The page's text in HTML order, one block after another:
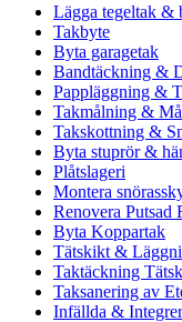
Lägga tegeltak &
Takbyte
Byta garagetak
Bandtäckning &
Pappläggning &
Takmålning &
Takskottning &
Byta stuprör &
Plåtslageri
Montera
Renovera Putsad
Byta Koppartak
Tätskikt &
Taktäckning
Taksanering av
Infällda &